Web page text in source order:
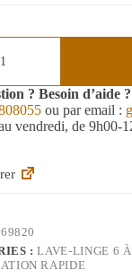
? Besoin d’aide ?
ou par email :
vendredi, de 9h00-
:LAVE-LINGE 6
RAPIDE